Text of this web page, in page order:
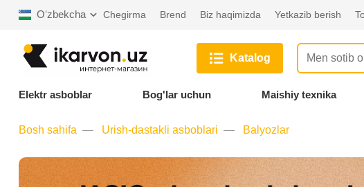
Oʻzbekcha Chegirma Brend Biz haqimizda Yetkazib berish
Katalog
Elektr asboblar Bog'lar uchun Maishiy texnika
Bosh sahifa Urish-dastakli asboblari Balyozlar